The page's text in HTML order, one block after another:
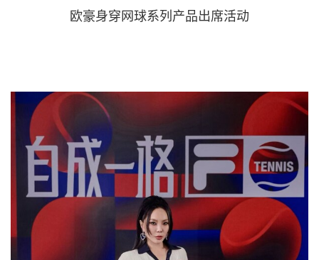
欧豪身穿网球系列产品出席活动